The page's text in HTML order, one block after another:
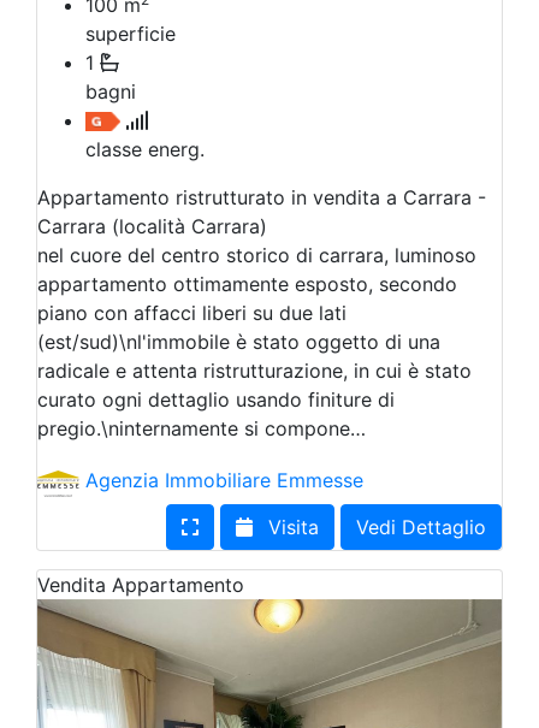
superficie
1
bagni
classe energ.
Appartamento ristrutturato in vendita a Carrara -
Carrara (località Carrara)
nel cuore del centro storico di carrara, luminoso
appartamento ottimamente esposto, secondo
piano con affacci liberi su due lati
(est/sud)\nl'immobile è stato oggetto di una
radicale e attenta ristrutturazione, in cui è stato
curato ogni dettaglio usando finiture di
pregio.\ninternamente si compone…
Agenzia Immobiliare Emmesse
Visita
Vedi Dettaglio
Vendita Appartamento